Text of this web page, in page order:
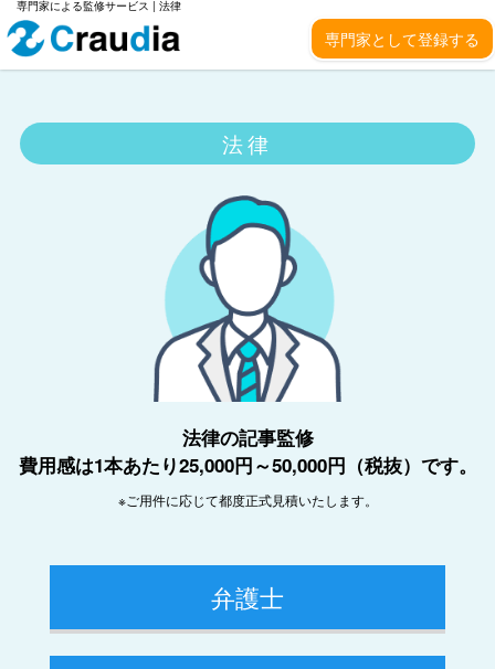
専門家による監修サービス | 法律
専門家として登録する
法律
法律の記事監修
費用感は1本あたり25,000円～50,000円（税抜）です。
※ご用件に応じて都度正式見積いたします。
弁護士